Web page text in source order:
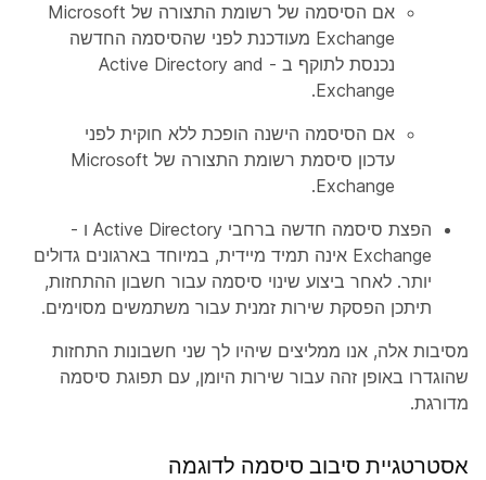
אם הסיסמה של רשומת התצורה של Microsoft
Exchange מעודכנת לפני שהסיסמה החדשה
נכנסת לתוקף ב - Active Directory and
Exchange.
אם הסיסמה הישנה הופכת ללא חוקית לפני
עדכון סיסמת רשומת התצורה של Microsoft
Exchange.
הפצת סיסמה חדשה ברחבי Active Directory ו -
Exchange אינה תמיד מיידית, במיוחד בארגונים גדולים
יותר. לאחר ביצוע שינוי סיסמה עבור חשבון ההתחזות,
תיתכן הפסקת שירות זמנית עבור משתמשים מסוימים.
מסיבות אלה, אנו ממליצים שיהיו לך שני חשבונות התחזות
שהוגדרו באופן זהה עבור שירות היומן, עם תפוגת סיסמה
מדורגת.
אסטרטגיית סיבוב סיסמה לדוגמה